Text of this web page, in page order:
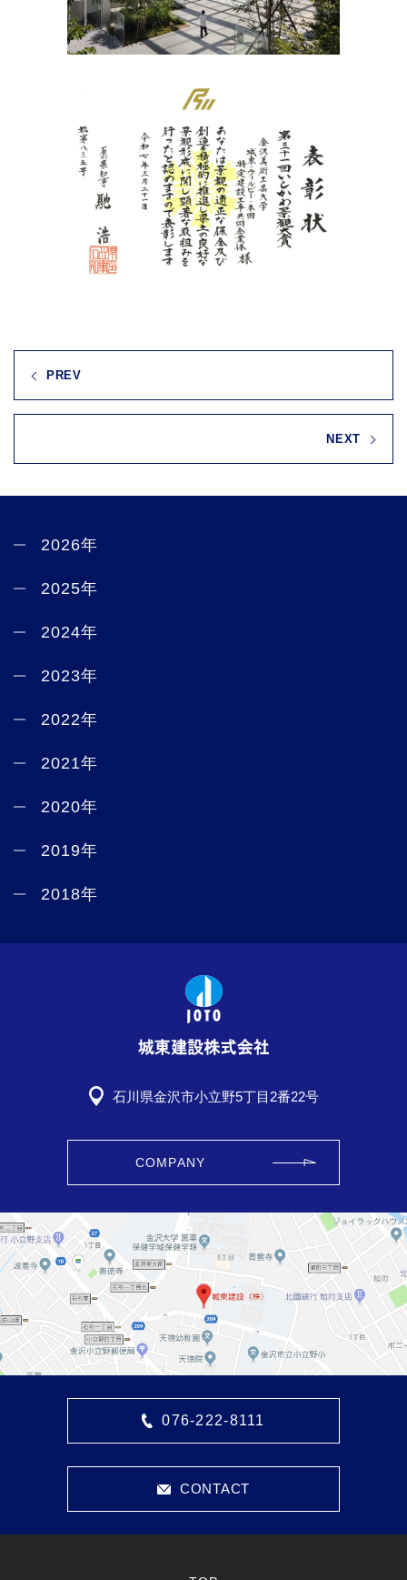
PREV
NEXT
2026年
2025年
2024年
2023年
2022年
2021年
2020年
2019年
2018年
石川県金沢市小立野5丁目2番22号
COMPANY
076-222-8111
CONTACT